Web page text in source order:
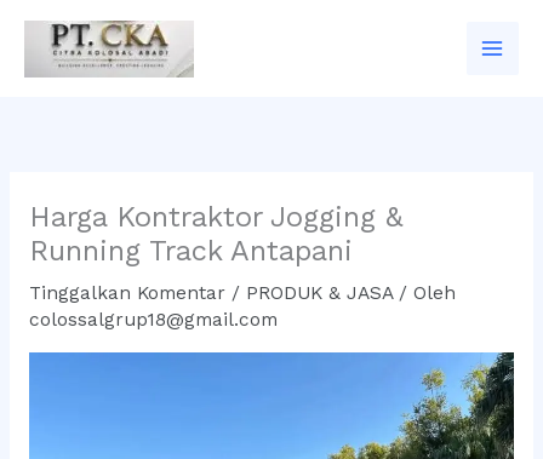
konten
Harga Kontraktor Jogging &
Running Track Antapani
Tinggalkan Komentar / PRODUK & JASA/ Oleh
colossalgrup18@gmail.com